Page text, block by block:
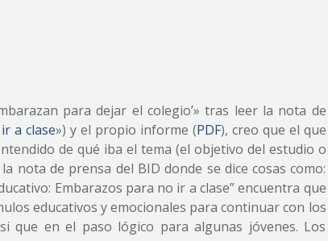
para dejar el colegio’» tras leer la nota de
a clase») y el propio informe (PDF), creo que el que
de qué iba el tema (el objetivo del estudio o
nota de prensa del BID donde se dice cosas como:
Embarazos para no ir a clase” encuentra que
educativos y emocionales para continuar con los
que en el paso lógico para algunas jóvenes. Los